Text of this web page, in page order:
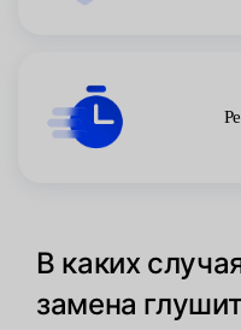
В каких
замена